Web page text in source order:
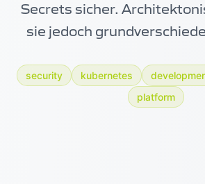
Secrets sicher.
sie jedoch
security kubernetes
platform